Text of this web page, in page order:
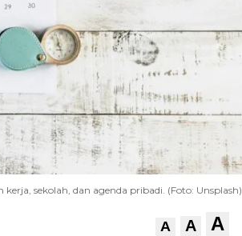
sekolah, dan agenda pribadi. (Foto: Unsplash)
A A A